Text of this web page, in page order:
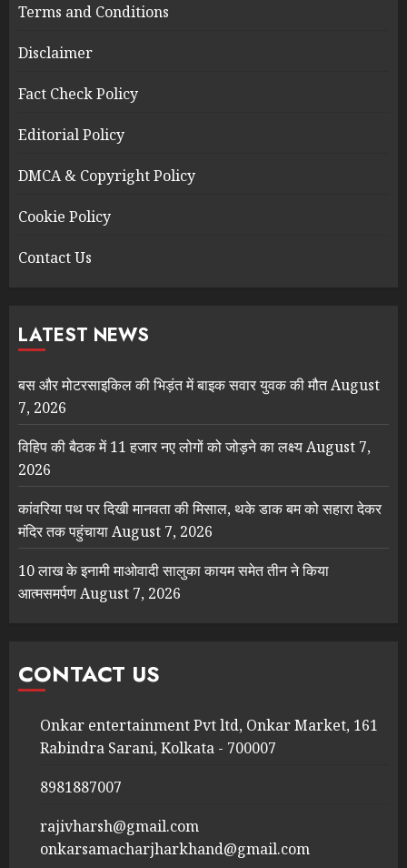
Terms and Conditions
Disclaimer
Fact Check Policy
Editorial Policy
DMCA & Copyright Policy
Cookie Policy
Contact Us
LATEST NEWS
बस और मोटरसाइकिल की भिड़ंत में बाइक सवार युवक की मौतAugust
7, 2026
विहिप की बैठक में 11 हजार नए लोगों को जोड़ने का लक्ष्यAugust 7,
2026
कांवरिया पथ पर दिखी मानवता की मिसाल, थके डाक बम को सहारा देकर
मंदिर तक पहुंचायाAugust 7, 2026
10 लाख के इनामी माओवादी सालुका कायम समेत तीन ने किया
आत्मसमर्पणAugust 7, 2026
CONTACT US
Onkar entertainment Pvt ltd, Onkar Market, 161
Rabindra Sarani, Kolkata - 700007
8981887007
rajivharsh@gmail.com
onkarsamacharjharkhand@gmail.com